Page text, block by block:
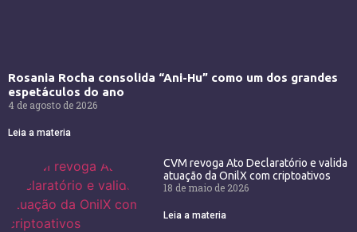
Rosania Rocha consolida “Ani-Hu” como um dos grandes
espetáculos do ano
4 de agosto de 2026
Leia a materia
CVM revoga Ato Declaratório e valida
atuação da OnilX com criptoativos
18 de maio de 2026
Leia a materia